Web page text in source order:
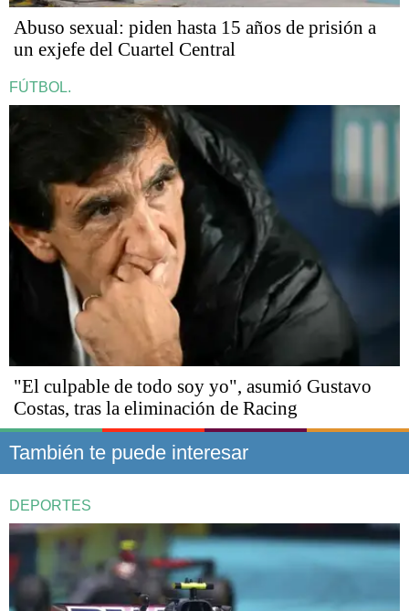
Abuso sexual: piden hasta 15 años de prisión a
un exjefe del Cuartel Central
FÚTBOL.
"El culpable de todo soy yo", asumió Gustavo
Costas, tras la eliminación de Racing
También te puede interesar
DEPORTES